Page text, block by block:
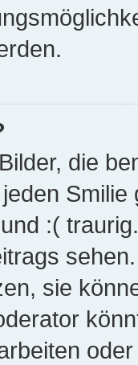
die
:(
sie